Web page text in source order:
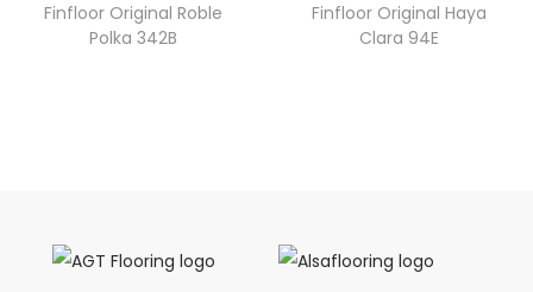
Finfloor Original Roble
Polka 342B
Finfloor Original Haya
Clara 94E